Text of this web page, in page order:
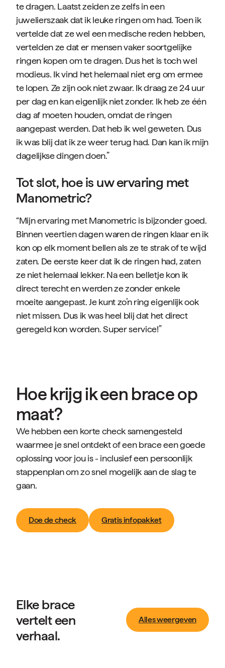
te dragen. Laatst zeiden ze zelfs in een
juwelierszaak dat ik leuke ringen om had. Toen ik
vertelde dat ze wel een medische reden hebben,
vertelden ze dat er mensen vaker soortgelijke
ringen kopen om te dragen. Dus het is toch wel
modieus. Ik vind het helemaal niet erg om ermee
te lopen. Ze zijn ook niet zwaar. Ik draag ze 24 uur
per dag en kan eigenlijk niet zonder. Ik heb ze één
dag af moeten houden, omdat de ringen
aangepast werden. Dat heb ik wel geweten. Dus
ik was blij dat ik ze weer terug had. Dan kan ik mijn
dagelijkse dingen doen.”
Tot slot, hoe is uw ervaring met
Manometric?
“Mijn ervaring met Manometric is bijzonder goed.
Binnen veertien dagen waren de ringen klaar en ik
kon op elk moment bellen als ze te strak of te wijd
zaten. De eerste keer dat ik de ringen had, zaten
ze niet helemaal lekker. Na een belletje kon ik
direct terecht en werden ze zonder enkele
moeite aangepast. Je kunt zo’n ring eigenlijk ook
niet missen. Dus ik was heel blij dat het direct
geregeld kon worden. Super service!”
Hoe krijg ik een brace op
maat?
We hebben een korte check samengesteld
waarmee je snel ontdekt of een brace een goede
oplossing voor jou is - inclusief een persoonlijk
stappenplan om zo snel mogelijk aan de slag te
gaan.
Doe de check Gratis infopakket
Elke brace
vertelt een
verhaal.
Alles weergeven